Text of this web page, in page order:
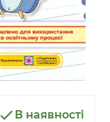
В наявності